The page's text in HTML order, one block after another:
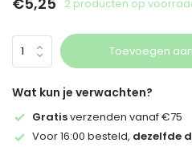
2 producten op
Toevoegen
Wat kun je verwachten?
Gratisverzenden vanaf €75
Voor 16:00 besteld, dezelfde